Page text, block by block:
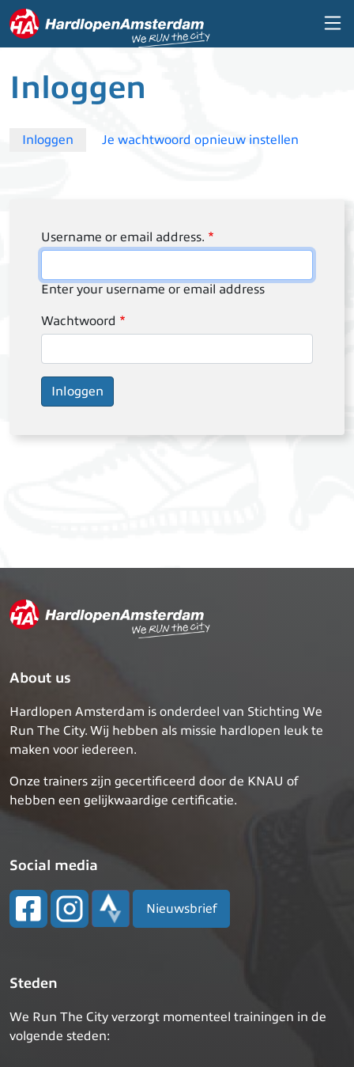
Overslaan en naar de inhoud gaan
Inloggen
Primary tabs
Inloggen Je wachtwoord opnieuw instellen
Username or email address.
Enter your username or email address
Wachtwoord
About us
Hardlopen Amsterdam is onderdeel van Stichting We
Run The City. Wij hebben als missie hardlopen leuk te
maken voor iedereen.
Onze trainers zijn gecertificeerd door de KNAU of
hebben een gelijkwaardige certificatie.
Social media
Nieuwsbrief
Steden
We Run The City verzorgt momenteel trainingen in de
volgende steden: